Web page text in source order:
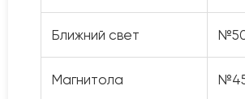
Ближний свет
Магнитола